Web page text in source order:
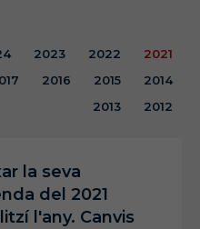
2023 2022
2021
2016 2015
2014
2013
2012
la seva
del 2021
l'any. Canvis